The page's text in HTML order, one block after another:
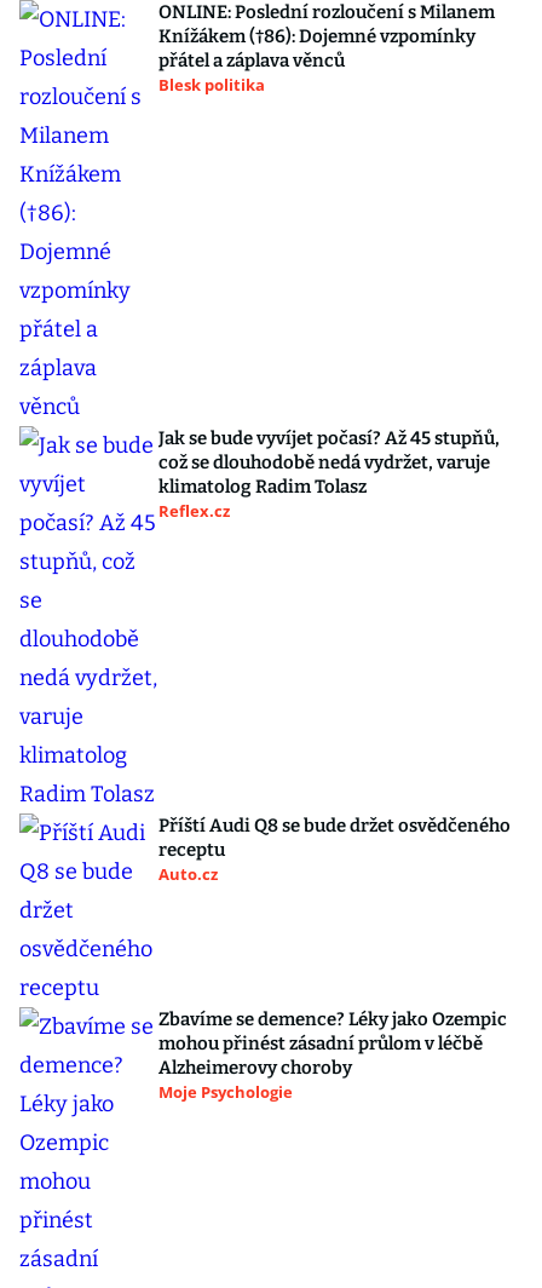
ONLINE: Poslední rozloučení s Milanem
Knížákem (†86): Dojemné vzpomínky
přátel a záplava věnců
Blesk politika
Jak se bude vyvíjet počasí? Až 45 stupňů,
což se dlouhodobě nedá vydržet, varuje
klimatolog Radim Tolasz
Reflex.cz
Příští Audi Q8 se bude držet osvědčeného
receptu
Auto.cz
Zbavíme se demence? Léky jako Ozempic
mohou přinést zásadní průlom v léčbě
Alzheimerovy choroby
Moje Psychologie